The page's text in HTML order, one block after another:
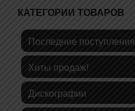
КАТЕГОРИИ ТОВАРОВ
Последние поступления
Хиты продаж!
Дискографии